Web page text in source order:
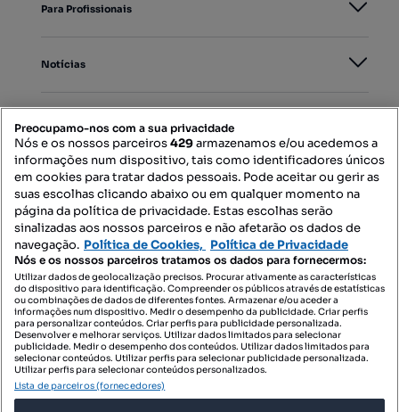
Para Profissionais
Notícias
Mapa do Site
Contacte-nos
SIGA-NOS:
DESCARREGAR NA:
Preocupamo-nos com a sua privacidade
Nós e os nossos parceiros429armazenamos e/ou acedemos a
informações num dispositivo, tais como identificadores únicos
em cookies para tratar dados pessoais. Pode aceitar ou gerir as
suas escolhas clicando abaixo ou em qualquer momento na
página da política de privacidade. Estas escolhas serão
sinalizadas aos nossos parceiros e não afetarão os dados de
navegação. Política de Cookies, Política de Privacidade
Nós e os nossos parceiros tratamos os dados para fornecermos:
Utilizar dados de geolocalização precisos. Procurar ativamente as características
do dispositivo para identificação. Compreender os públicos através de estatísticas
ou combinações de dados de diferentes fontes. Armazenar e/ou aceder a
informações num dispositivo. Medir o desempenho da publicidade. Criar perfis
para personalizar conteúdos. Criar perfis para publicidade personalizada.
Desenvolver e melhorar serviços. Utilizar dados limitados para selecionar
publicidade. Medir o desempenho dos conteúdos. Utilizar dados limitados para
selecionar conteúdos. Utilizar perfis para selecionar publicidade personalizada.
Utilizar perfis para selecionar conteúdos personalizados.
Lista de parceiros (fornecedores)